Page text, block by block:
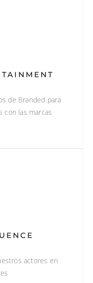
de Branded para
con las marcas
actores en